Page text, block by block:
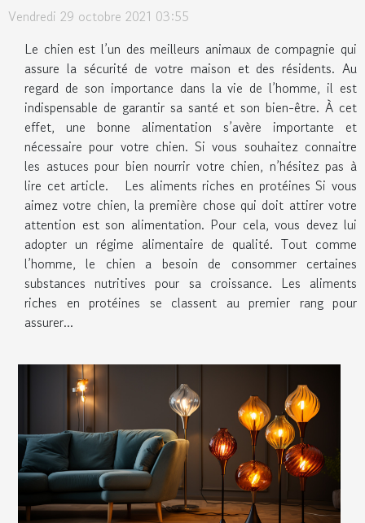
Vendredi 29 octobre 2021 03:55
Le chien est l’un des meilleurs animaux de compagnie qui
assure la sécurité de votre maison et des résidents. Au
regard de son importance dans la vie de l’homme, il est
indispensable de garantir sa santé et son bien-être. À cet
effet, une bonne alimentation s’avère importante et
nécessaire pour votre chien. Si vous souhaitez connaitre
les astuces pour bien nourrir votre chien, n’hésitez pas à
lire cet article. Les aliments riches en protéines Si vous
aimez votre chien, la première chose qui doit attirer votre
attention est son alimentation. Pour cela, vous devez lui
adopter un régime alimentaire de qualité. Tout comme
l’homme, le chien a besoin de consommer certaines
substances nutritives pour sa croissance. Les aliments
riches en protéines se classent au premier rang pour
assurer...